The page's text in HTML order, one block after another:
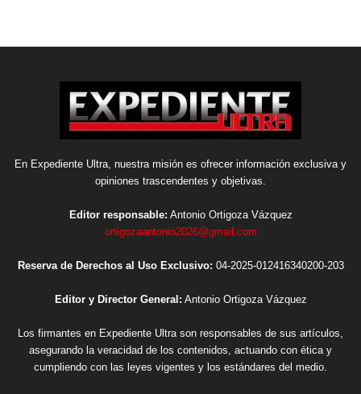
En Expediente Ultra, nuestra misión es ofrecer información exclusiva y
opiniones trascendentes y objetivas.
Editor responsable: Antonio Ortigoza Vázquez
ortigozaantonio2026@gmail.com
Reserva de Derechos al Uso Exclusivo: 04-2025-012416340200-203
Editor y Director General: Antonio Ortigoza Vázquez
Los firmantes en Expediente Ultra son responsables de sus artículos,
asegurando la veracidad de los contenidos, actuando con ética y
cumpliendo con las leyes vigentes y los estándares del medio.